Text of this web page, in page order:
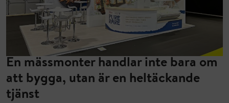
En mässmonter handlar inte bara om
att bygga, utan är en heltäckande
tjänst